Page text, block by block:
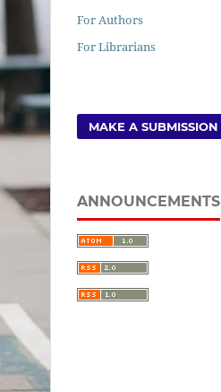
For Authors
For Librarians
MAKE A SUBMISSION
ANNOUNCEMENTS